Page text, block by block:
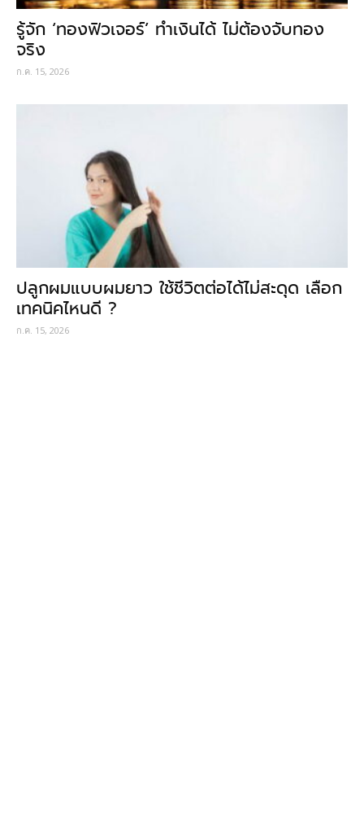
รู้จัก ‘ทองฟิวเจอร์’ ทำเงินได้ ไม่ต้องจับทอง
จริง
ก.ค. 15, 2026
ปลูกผมแบบผมยาว ใช้ชีวิตต่อได้ไม่สะดุด เลือก
เทคนิคไหนดี ?
ก.ค. 15, 2026